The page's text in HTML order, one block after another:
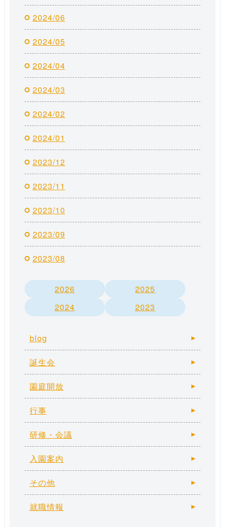
2024/06
2024/05
2024/04
2024/03
2024/02
2024/01
2023/12
2023/11
2023/10
2023/09
2023/08
2026
2025
2024
2023
blog
誕生会
園庭開放
行事
研修・会議
入園案内
その他
就職情報